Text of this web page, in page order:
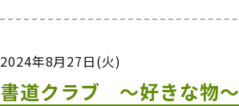
2024年8月27日(火)
書道クラブ ～好きな物～